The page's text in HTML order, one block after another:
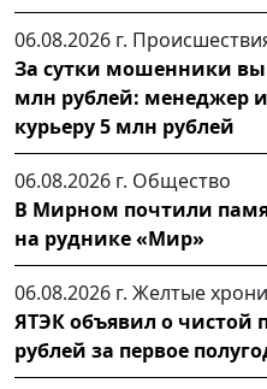
06.08.2026 г.
За сутки мошенники
млн рублей: менеджер
курьеру 5 млн рублей
06.08.2026 г. Общество
В Мирном почтили
на руднике «Мир»
06.08.2026 г. Желтые
ЯТЭК объявил о чистой
рублей за первое